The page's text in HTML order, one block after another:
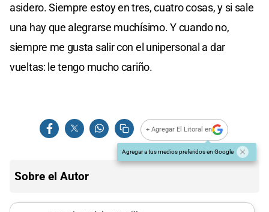
asidero. Siempre estoy en tres, cuatro cosas, y si sale
una hay que alegrarse muchísimo. Y cuando no,
siempre me gusta salir con el unipersonal a dar
vueltas: le tengo mucho cariño.
+ Agregar El Litoral en
Agregar a tus medios preferidos en Google
Sobre el Autor